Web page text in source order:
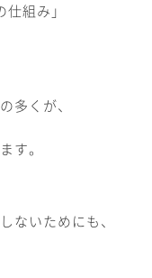
組み」
多くが、
す。
ないためにも、